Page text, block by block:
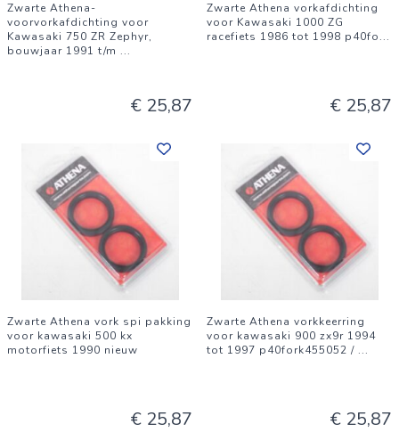
Zwarte Athena-
voorvorkafdichting voor
Kawasaki 750 ZR Zephyr,
bouwjaar 1991 t/m ...
€ 25,87
Zwarte Athena vorkafdichting
voor Kawasaki 1000 ZG
racefiets 1986 tot 1998 p40fo...
€ 25,87
Zwarte Athena vork spi pakking
voor kawasaki 500 kx
motorfiets 1990 nieuw
€ 25,87
Zwarte Athena vorkkeerring
voor kawasaki 900 zx9r 1994
tot 1997 p40fork455052 / ...
€ 25,87